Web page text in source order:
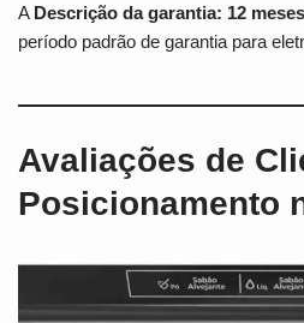
A Descrição da garantia: 12
período padrão de garantia para
Avaliações de
Posicionamento